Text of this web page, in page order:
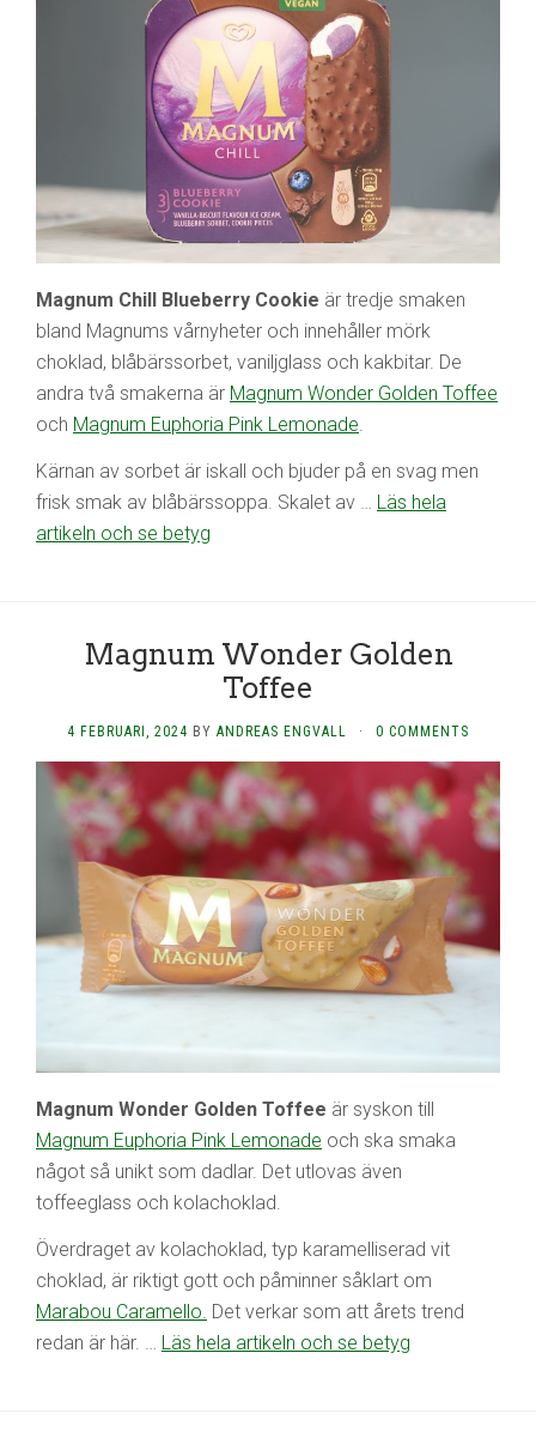
Magnum Chill Blueberry Cookie är tredje smaken
bland Magnums vårnyheter och innehåller mörk
choklad, blåbärssorbet, vaniljglass och kakbitar. De
andra två smakerna är Magnum Wonder Golden Toffee
och Magnum Euphoria Pink Lemonade.
Kärnan av sorbet är iskall och bjuder på en svag men
frisk smak av blåbärssoppa. Skalet av … Läs hela
artikeln och se betyg
Magnum Wonder Golden
Toffee
4 FEBRUARI, 2024 BY ANDREAS ENGVALL · 0 COMMENTS
Magnum Wonder Golden Toffee är syskon till
Magnum Euphoria Pink Lemonade och ska smaka
något så unikt som dadlar. Det utlovas även
toffeeglass och kolachoklad.
Överdraget av kolachoklad, typ karamelliserad vit
choklad, är riktigt gott och påminner såklart om
Marabou Caramello. Det verkar som att årets trend
redan är här. … Läs hela artikeln och se betyg